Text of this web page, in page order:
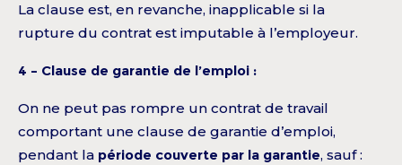
La clause est, en revanche, inapplicable si la
rupture du contrat est imputable à l’employeur.
4 – Clause de garantie de l’emploi :
On ne peut pas rompre un contrat de travail
comportant une clause de garantie d’emploi,
pendant la période couverte par la garantie, sauf :